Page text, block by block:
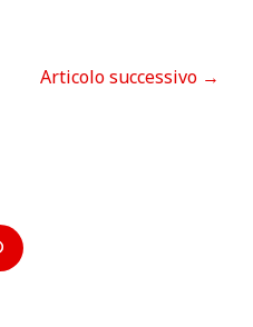
Articolo successivo →